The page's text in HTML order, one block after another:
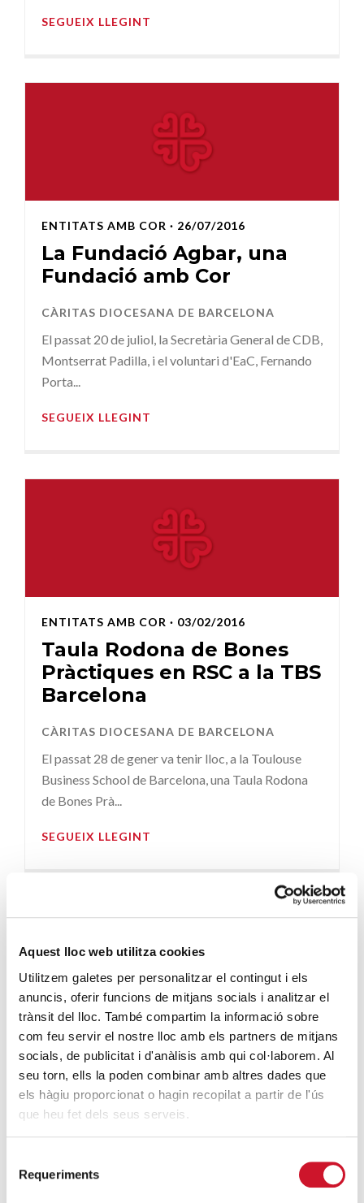
Aquest lloc web utilitza cookies
Utilitzem galetes per personalitzar el contingut i els
anuncis, oferir funcions de mitjans socials i analitzar el
trànsit del lloc. També compartim la informació sobre
com feu servir el nostre lloc amb els partners de mitjans
socials, de publicitat i d'anàlisis amb qui col·laborem. Al
seu torn, ells la poden combinar amb altres dades que
els hàgiu proporcionat o hagin recopilat a partir de l'ús
que heu fet dels seus serveis.
Requeriments
SEGUEIX LLEGINT
ENTITATS AMB COR · 26/07/2016
La Fundació Agbar, una
Fundació amb Cor
CÀRITAS DIOCESANA DE BARCELONA
El passat 20 de juliol, la Secretària General de CDB,
Montserrat Padilla, i el voluntari d'EaC, Fernando
Porta...
SEGUEIX LLEGINT
ENTITATS AMB COR · 03/02/2016
Taula Rodona de Bones
Pràctiques en RSC a la TBS
Barcelona
CÀRITAS DIOCESANA DE BARCELONA
El passat 28 de gener va tenir lloc, a la Toulouse
Business School de Barcelona, una Taula Rodona
de Bones Prà...
SEGUEIX LLEGINT
ENTITATS AMB COR· 20/11/2015
Business Day de RSC, a la
UIC
edició del Business Day, aquest any sobre el